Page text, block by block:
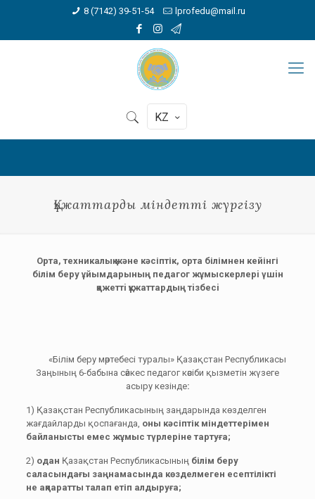
8 (7142) 39-51-54 lprofedu@mail.ru
KZ
Құжаттарды міндетті жүргізу
Орта, техникалық және кәсіптік, орта білімнен кейінгі
білім беру ұйымдарының педагог жұмыскерлерi үшiн
қажеттi құжаттардың тiзбесi
«Білім беру мәртебесі туралы» Қазақстан Республикасы
Заңының 6-бабына сәйкес педагог кәсіби қызметін жүзеге
асыру кезінде:
1) Қазақстан Республикасының заңдарында көзделген
жағдайларды қоспағанда, оны кәсіптік міндеттерімен
байланысты емес жұмыс түрлеріне тартуға;
2) одан Қазақстан Республикасының білім беру
саласындағы заңнамасында көзделмеген есептілікті
не ақпаратты талап етіп алдыруға;